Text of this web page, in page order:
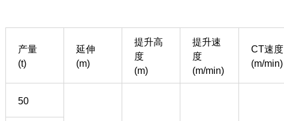
产量
(t)
延伸
(m)
提升高
度
(m)
提升速
度
(m/min)
CT速度
(m/min)
50